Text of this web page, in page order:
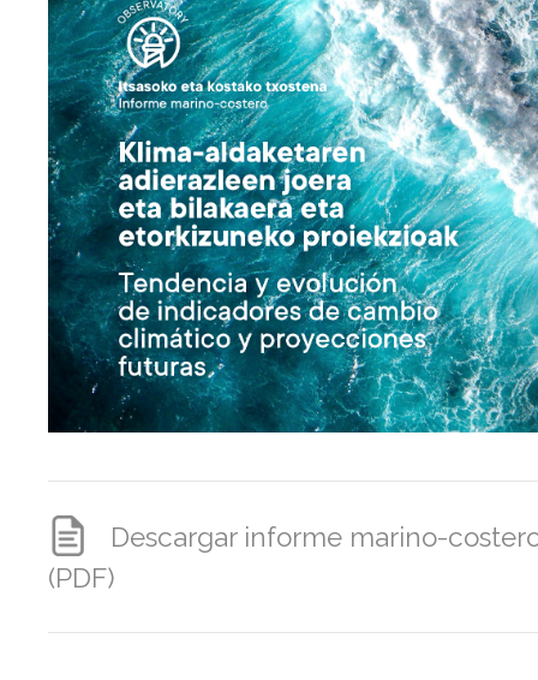
Descargar informe marino-
(PDF)